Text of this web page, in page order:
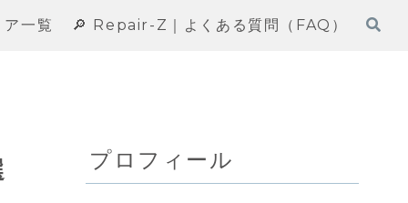
一覧 🔎 Repair-Z｜よくある質問（FAQ）
プロフィール